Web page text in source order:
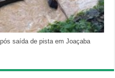
saída de pista em Joaçaba